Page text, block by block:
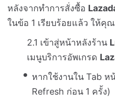
หลังจากทำการสั่งซื้อ
ในข้อ 1 เรียบร้อยแล้ว ให้คุ
2.1 เข้าสู่หน้าหลังร้าน
เมนูบริการอัพเกรด
หากใช้งานใน Tab ห
Refresh ก่อน 1 ครั้ง)